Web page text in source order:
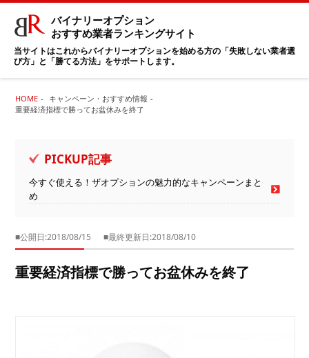
バイナリーオプション
おすすめ業者ランキングサイト
当サイトはこれからバイナリーオプションを始める方の「失敗しない業者選
び方」と「勝てる方法」をサポートします。
HOME
キャンペーン・おすすめ情報
重要経済指標で勝ってお盆休みを終了
PICKUP記事
今すぐ使える！ザオプションの魅力的なキャンペーンまと
め
■公開日:2018/08/15 ■最終更新日:2018/08/10
重要経済指標で勝ってお盆休みを終了